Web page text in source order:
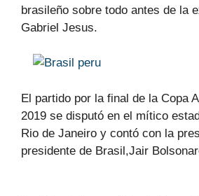
brasileño sobre todo antes de la
Gabriel Jesus.
El partido por la final de la Copa
2019 se disputó en el mítico
Rio de Janeiro y contó con la
presidente de Brasil,Jair